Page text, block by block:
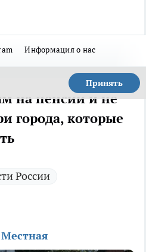
Информация о нас
Принять
на пенсии и не
города, которые
России